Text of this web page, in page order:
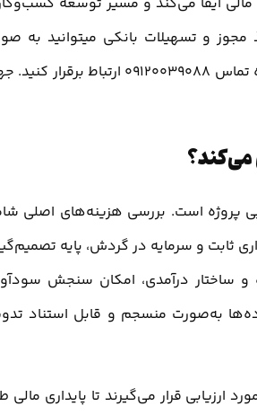
و تسهیلات بانکی میتوانید به
مستقیم با کارشناس و متخصص این زمینه با تجربه 27 سال به صورت تلفنی با شماره تماس 09120039088 ارتباط
پروژه است. بررسی هزینه‌های اصلی
ثابت و سرمایه در گردش، پایه
ساختار درآمدی، امکان سنجش
به‌صورت منسجم و قابل استناد
قرار می‌گیرند تا پایداری مالی